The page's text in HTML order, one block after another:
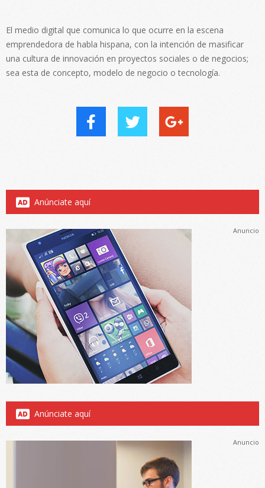
El medio digital que comunica lo que ocurre en la escena
emprendedora de habla hispana, con la intención de masificar
una cultura de innovación en proyectos sociales o de negocios;
sea esta de concepto, modelo de negocio o tecnología.
Anúnciate aquí
Anuncio
Anúnciate aquí
Anuncio